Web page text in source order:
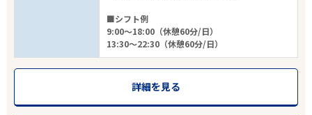
■シフト例
9:00～18:00（休憩60分/日）
13:30～22:30（休憩60分/日）
詳細を見る